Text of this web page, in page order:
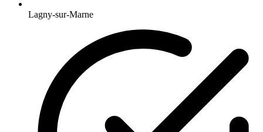
Lagny-sur-Marne